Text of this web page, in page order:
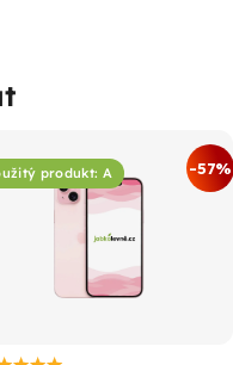
produkt: A -57%